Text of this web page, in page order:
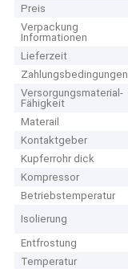
Preis
Verpackung
Informationen
Lieferzeit
Zahlungsbedingungen
Versorgungsmaterial-
Fähigkeit
Materail
Kontaktgeber
Kupferrohr dick
Kompressor
Betriebstemperatur
Isolierung
Entfrostung
Temperatur